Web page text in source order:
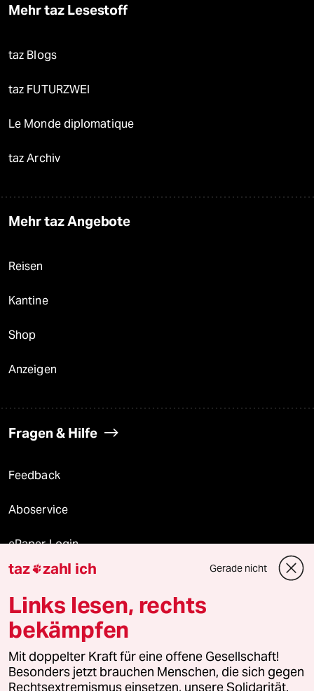
Mehr taz Lesestoff
taz Blogs
taz FUTURZWEI
Le Monde diplomatique
taz Archiv
Mehr taz Angebote
Reisen
Kantine
Shop
Anzeigen
Fragen & Hilfe
Feedback
Aboservice
ePaper Login
Downloads für Abonnierende
© 2026 taz Verlags und Vertriebs GmbH
Alle Rechte vorbehalten. Bei rechtlichen Fragen oder für Genehmigungen
wenden Sie sich bitte an
lizenzen@taz.de
taz zahl ich Gerade nicht
Links lesen, rechts
bekämpfen
Mit doppelter Kraft für eine offene Gesellschaft!
Besonders jetzt brauchen Menschen, die sich gegen
Rechtsextremismus einsetzen, unsere Solidarität.